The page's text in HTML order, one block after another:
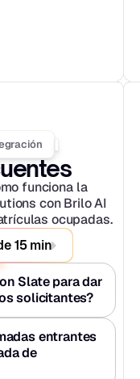
funciona la
con Brilo AI
ocupadas.
15 min
Slate para dar
solicitantes?
entrantes
de